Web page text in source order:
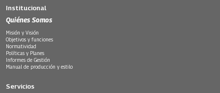
Institucional
Quiénes Somos
Misión y Visión
Objetivos y funciones
Normatividad
Políticas y Planes
Informes de Gestión
Manual de producción y estilo
Servicios